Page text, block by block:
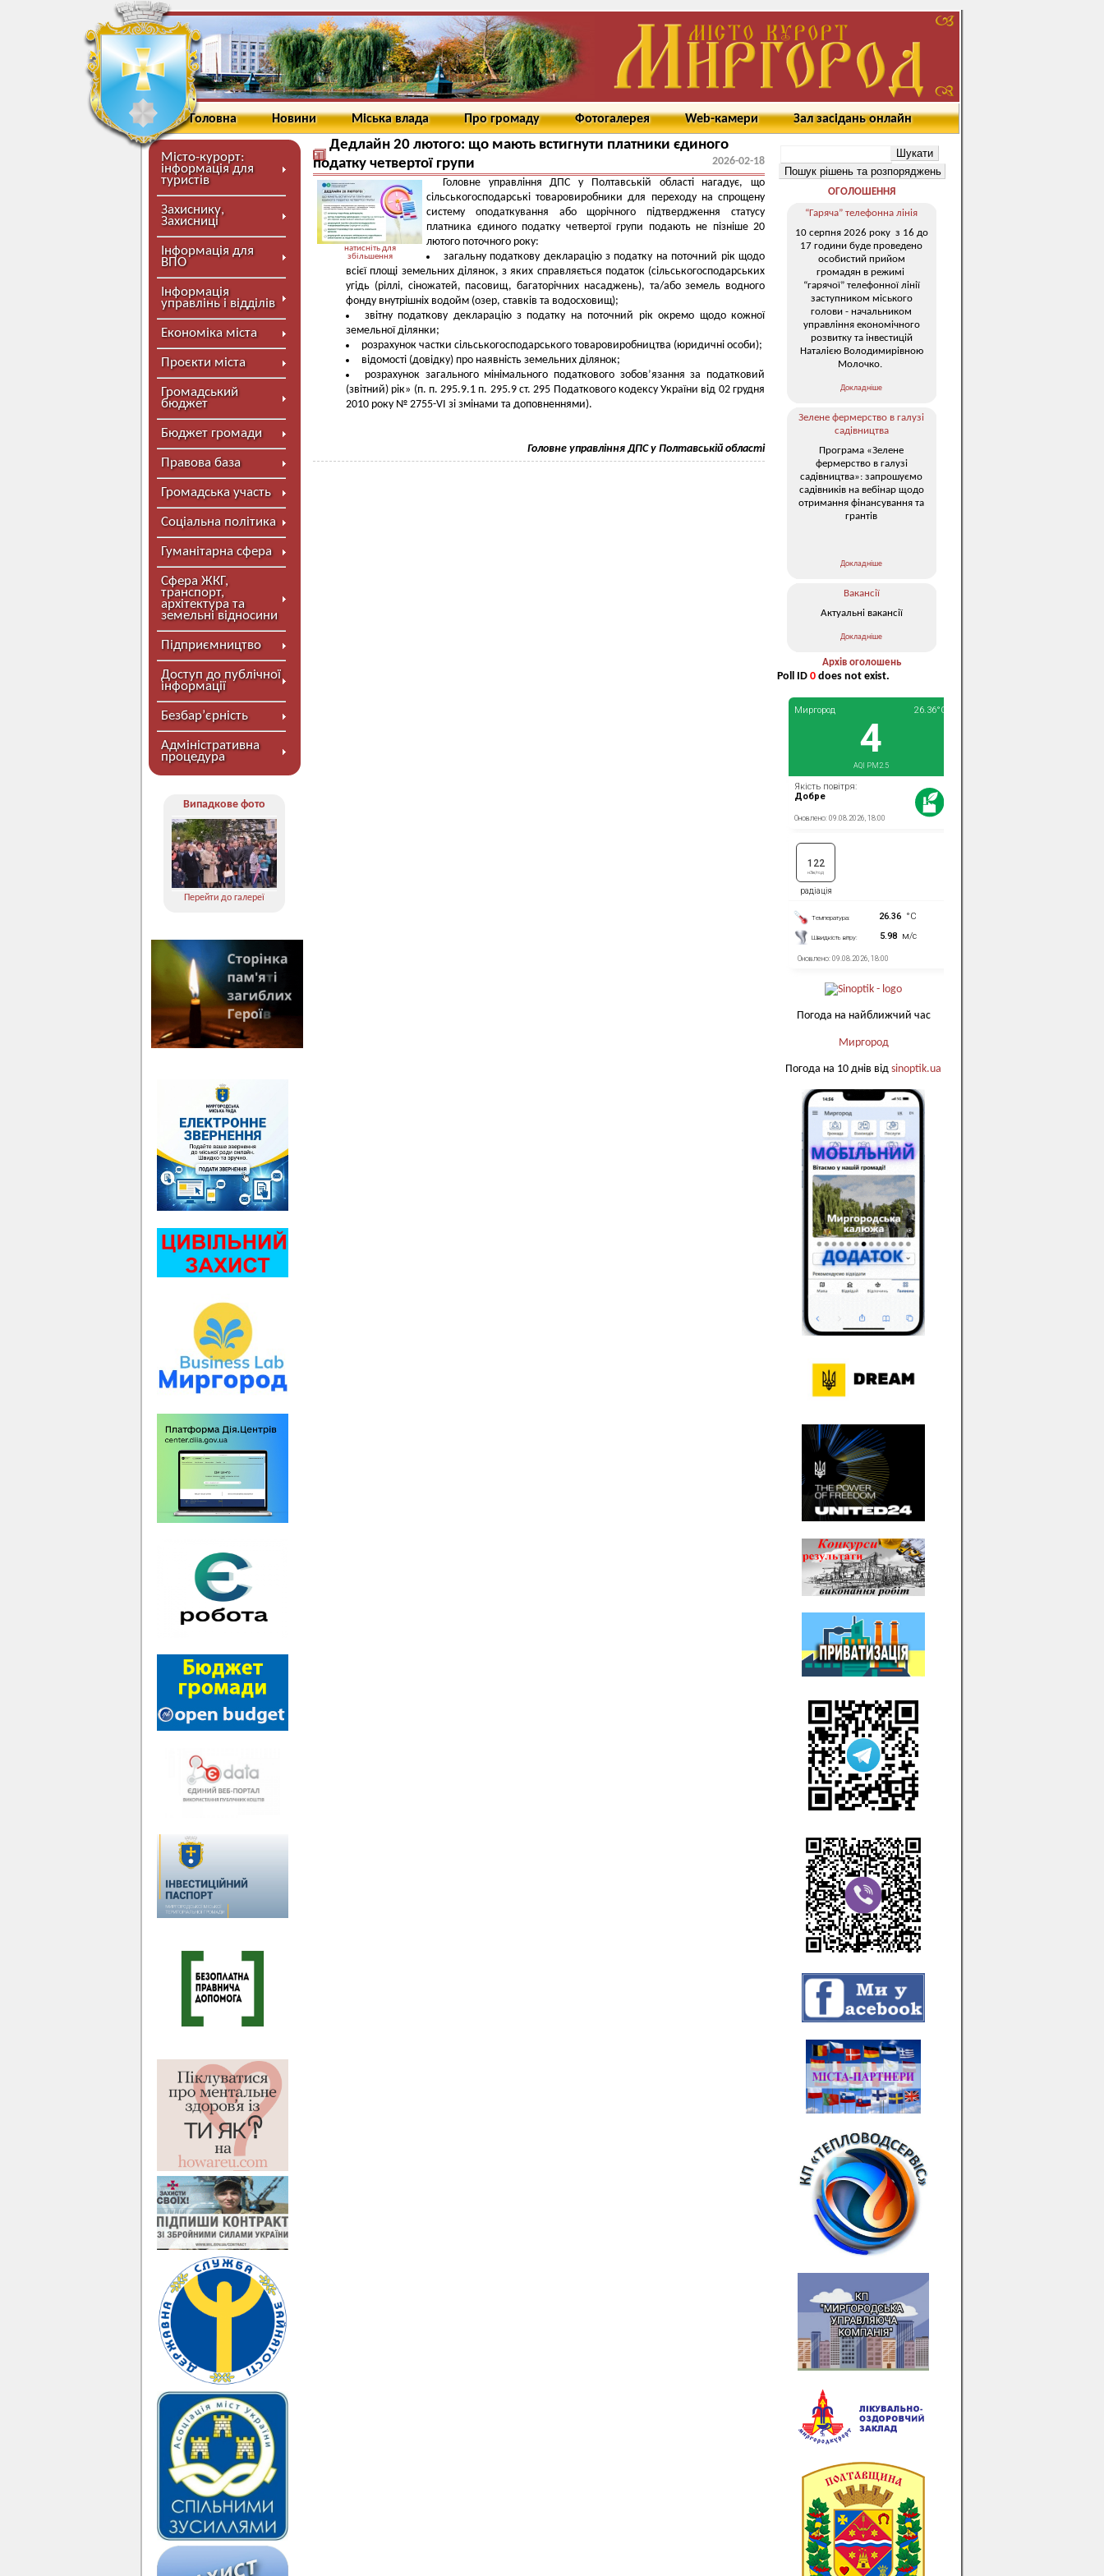
Головна Новини Міська влада Про громаду Фотогалерея Web-камери Зал засідань онлайн
Місто-курорт:
інформація для
туристів
Захиснику,
Захисниці
Інформація для
ВПО
Інформація
управлінь і відділів
Економіка міста
Проєкти міста
Громадський
бюджет
Бюджет громади
Правова база
Громадська участь
Соціальна політика
Гуманітарна сфера
Сфера ЖКГ,
транспорт,
архітектура та
земельні відносини
Підприємництво
Доступ до публічної
інформації
Безбар’єрність
Адміністративна
процедура
Випадкове фото
Перейти до галереї
Дедлайн 20 лютого: що мають встигнути платники єдиного
податку четвертої групи
2026-02-18
натисніть для
збільшення
Головне управління ДПС у Полтавській області нагадує, що
сільськогосподарські товаровиробники для переходу на спрощену
систему оподаткування або щорічного підтвердження статусу
платника єдиного податку четвертої групи подають не пізніше 20
лютого поточного року:
загальну податкову декларацію з податку на поточний рік щодо
всієї площі земельних ділянок, з яких справляється податок (сільськогосподарських
угідь (ріллі, сіножатей, пасовищ, багаторічних насаджень), та/або земель водного
фонду внутрішніх водойм (озер, ставків та водосховищ);
звітну податкову декларацію з податку на поточний рік окремо щодо кожної
земельної ділянки;
розрахунок частки сільськогосподарського товаровиробництва (юридичні особи);
відомості (довідку) про наявність земельних ділянок;
розрахунок загального мінімального податкового зобов’язання за податковий
(звітний) рік» (п. п. 295.9.1 п. 295.9 ст. 295 Податкового кодексу України від 02 грудня
2010 року № 2755-VI зі змінами та доповненнями).
Головне управління ДПС у Полтавській області
ОГОЛОШЕННЯ
“Гаряча” телефонна лінія
10 серпня 2026 року з 16 до
17 години буде проведено
особистий прийом
громадян в режимі
“гарячої” телефонної лінії
заступником міського
голови - начальником
управління економічного
розвитку та інвестицій
Наталією Володимирівною
Молочко.
Докладніше
Зелене фермерство в галузі
садівництва
Програма «Зелене
фермерство в галузі
садівництва»: запрошуємо
садівників на вебінар щодо
отримання фінансування та
грантів
Докладніше
Вакансії
Актуальні вакансії
Докладніше
Архів оголошень
Poll ID 0 does not exist.
Погода на найближчий час
Миргород
Погода на 10 днів від sinoptik.ua